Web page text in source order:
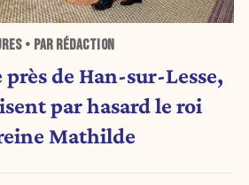
• PAR RÉDACTION
de Han-sur-Lesse,
Mathilde